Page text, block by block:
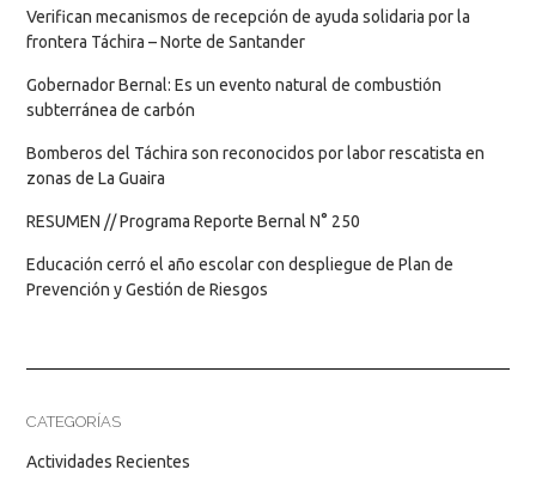
Verifican mecanismos de recepción de ayuda solidaria por la
frontera Táchira – Norte de Santander
Gobernador Bernal: Es un evento natural de combustión
subterránea de carbón
Bomberos del Táchira son reconocidos por labor rescatista en
zonas de La Guaira
RESUMEN // Programa Reporte Bernal N° 250
Educación cerró el año escolar con despliegue de Plan de
Prevención y Gestión de Riesgos
CATEGORÍAS
Actividades Recientes